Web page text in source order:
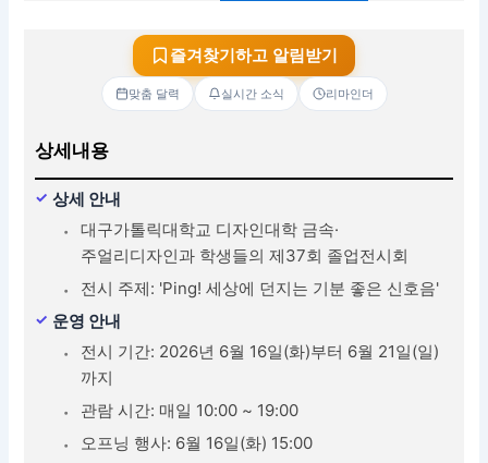
즐겨찾기하고 알림받기
맞춤 달력 실시간 소식 리마인더
상세내용
상세 안내
대구가톨릭대학교 디자인대학 금속·
주얼리디자인과 학생들의 제37회 졸업전시회
전시 주제: 'Ping! 세상에 던지는 기분 좋은 신호음'
운영 안내
전시 기간: 2026년 6월 16일(화)부터 6월 21일(일)
까지
관람 시간: 매일 10:00 ~ 19:00
오프닝 행사: 6월 16일(화) 15:00